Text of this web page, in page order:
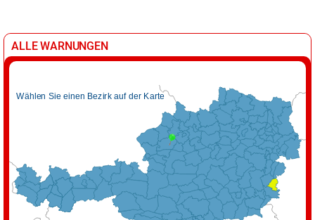
ALLE WARNUNGEN
Wählen Sie einen Bezirk auf der Karte